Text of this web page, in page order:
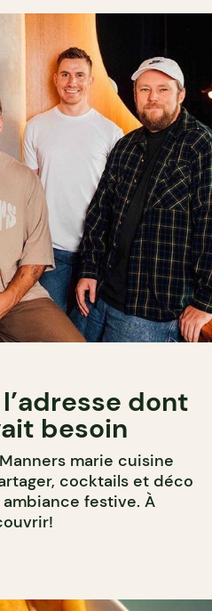
dont
besoin
marie cuisine
cocktails et déco
festive. À